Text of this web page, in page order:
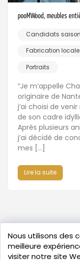
pooMWood, meubles
Candidats
Fabrication locale
Portraits
“Je m’appelle
originaire de
j’ai choisi de
de son cadre
Après plusieurs
j’ai décidé de
mes […]
Lire la suite
Nous utilisons des
meilleure
visiter notre site